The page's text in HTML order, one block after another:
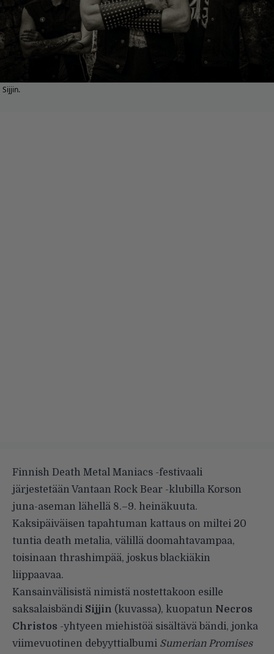
Sijjin.
Finnish Death Metal Maniacs -festivaali
järjestetään Vantaan Rock Bear -klubilla Korson
juna-aseman lähellä 8.–9. heinäkuuta.
Kaksipäiväisen tapahtuman kattaus on miltei 20
tuntia death metalia, välillä doomahtavampaa,
toisinaan thrashimpää, joskus blackiäkin
liippaavaa.
Kansainvälisistä nimistä nostettakoon esille
saksalaisbändi Sijjin (kuvassa), kuopatun Necros
Christos -yhtyeen miehistöä sisältävä bändi, jonka
viimevuotinen debyyttialbumi Sumerian Promises